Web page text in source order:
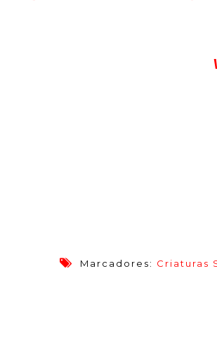
Marcadores: Criaturas